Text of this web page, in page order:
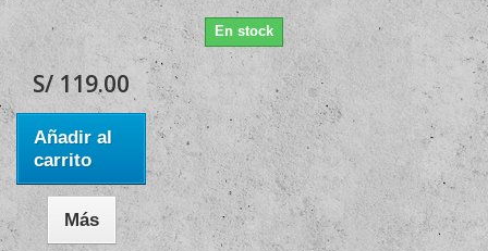
En stock
S/ 119.00
Añadir al
carrito
Más